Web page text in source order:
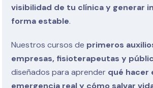
visibilidad de tu clínica y generar
forma estable.
Nuestros cursos de primeros
empresas, fisioterapeutas y
diseñados para aprender qué hacer
emergencia real y cómo salvar